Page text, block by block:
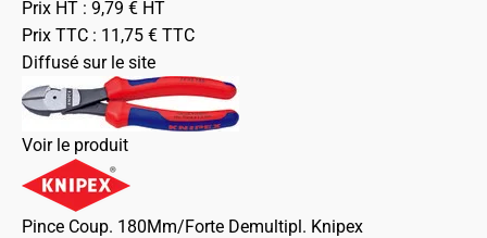
Prix HT : 9,79 € HT
Prix TTC : 11,75 € TTC
Diffusé sur le site
Voir le produit
Pince Coup. 180Mm/Forte Demultipl. Knipex